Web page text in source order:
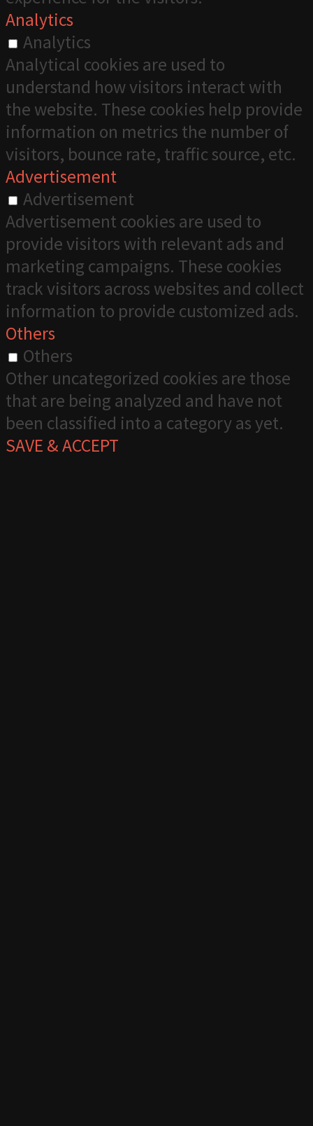
Analytics
Analytics
Analytical cookies are used to
understand how visitors interact with
the website. These cookies help provide
information on metrics the number of
visitors, bounce rate, traffic source, etc.
Advertisement
Advertisement
Advertisement cookies are used to
provide visitors with relevant ads and
marketing campaigns. These cookies
track visitors across websites and collect
information to provide customized ads.
Others
Others
Other uncategorized cookies are those
that are being analyzed and have not
been classified into a category as yet.
SAVE & ACCEPT